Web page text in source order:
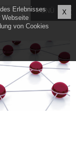
X
Erlebnisses
Webseite
von Cookies